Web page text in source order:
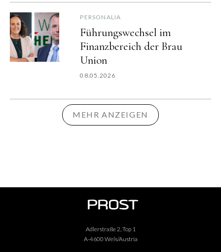
PERSONALIA
Führungswechsel im
Finanzbereich der Brau
Union
08.05.2026
MEHR ANZEIGEN
Adlerstraße 2, Top 1
A-4600 Wels/Austria